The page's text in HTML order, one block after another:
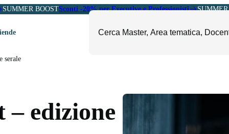
SUMMER BOOSTSconti -20% per Executive e Professionisti
e Soft Skills
Ambiente
Fashion e Luxury
Food, Beverage e Turismo
serale
– edizione